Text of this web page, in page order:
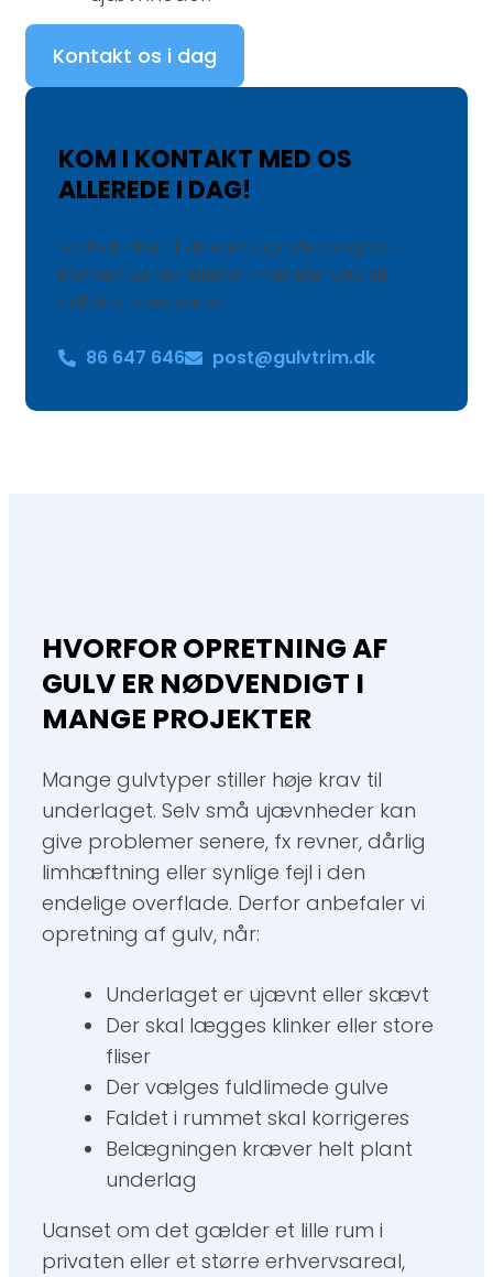
Kontakt os i dag
KOM I KONTAKT MED OS
ALLEREDE I DAG!
Vi sidder klar til at varetage din opgave.
Kontakt os via telefon, mail eller ved at
udfylde formularen.
86 647 646 post@gulvtrim.dk
HVORFOR OPRETNING AF
GULV ER NØDVENDIGT I
MANGE PROJEKTER
Mange gulvtyper stiller høje krav til
underlaget. Selv små ujævnheder kan
give problemer senere, fx revner, dårlig
limhæftning eller synlige fejl i den
endelige overflade. Derfor anbefaler vi
opretning af gulv, når:
Underlaget er ujævnt eller skævt
Der skal lægges klinker eller store
fliser
Der vælges fuldlimede gulve
Faldet i rummet skal korrigeres
Belægningen kræver helt plant
underlag
Uanset om det gælder et lille rum i
privaten eller et større erhvervsareal,